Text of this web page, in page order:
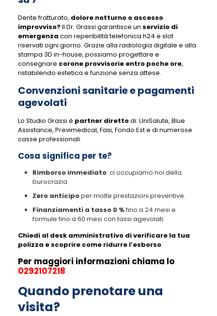
Dente fratturato, dolore notturno o ascesso
improvviso?Il Dr. Grassi garantisce un servizio di
emergenza con reperibilità telefonica h24 e slot
riservati ogni giorno. Grazie alla radiologia digitale e alla
stampa 3D in-house, possiamo progettare e
consegnare corone provvisorie entro poche ore,
ristabilendo estetica e funzione senza attese.
Convenzioni sanitarie e pagamenti
agevolati
Lo Studio Grassi è partner direttodi: UniSalute, Blue
Assistance, Previmedical, Fasi, Fondo Est e di numerose
casse professionali.
Cosa significa per te?
Rimborso immediato: ci occupiamo noi della
burocrazia.
Zero anticipoper molte prestazioni preventive.
Finanziamenti a tasso 0 %fino a 24 mesi e
formule fino a 60 mesi con tassi agevolati.
Chiedi al desk amministrativo di verificare la tua
polizza e scoprire come ridurre l’esborso.
Per maggiori informazioni chiama lo
0292107218
Quando prenotare una
visita?